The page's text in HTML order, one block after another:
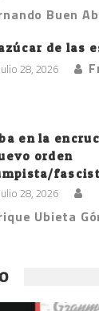
Buen
de las
julio 28, 2026
en la
orden
julio 28, 2026
Ubieta